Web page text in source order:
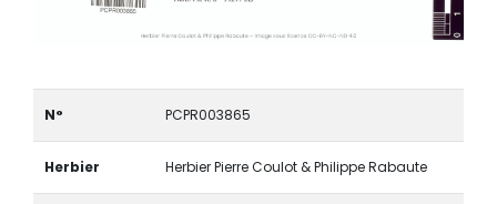
N° PCPR003865
Herbier Herbier Pierre Coulot & Philippe Rabaute